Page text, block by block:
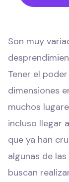
Son muy
Tener el
dimensiones
muchos
incluso llegar
que ya han
algunas de
buscan